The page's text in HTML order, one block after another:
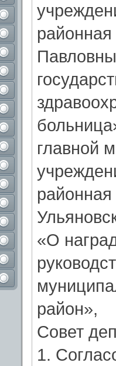
главной
«О
район»,
Совет
1.